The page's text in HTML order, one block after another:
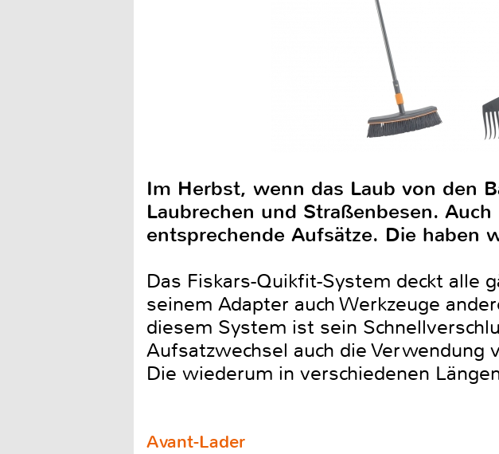
Im Herbst, wenn das Laub von den
Laubrechen und Straßenbesen.
entsprechende Aufsätze. Die haben
Das Fiskars-Quikfit-System deckt alle
seinem Adapter auch Werkzeuge
diesem System ist sein
Aufsatzwechsel auch die
Die wiederum in verschiedenen
Avant-Lader